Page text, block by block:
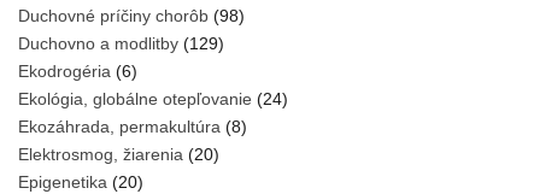
Duchovné príčiny chorôb (98)
Duchovno a modlitby (129)
Ekodrogéria (6)
Ekológia, globálne otepľovanie (24)
Ekozáhrada, permakultúra (8)
Elektrosmog, žiarenia (20)
Epigenetika (20)